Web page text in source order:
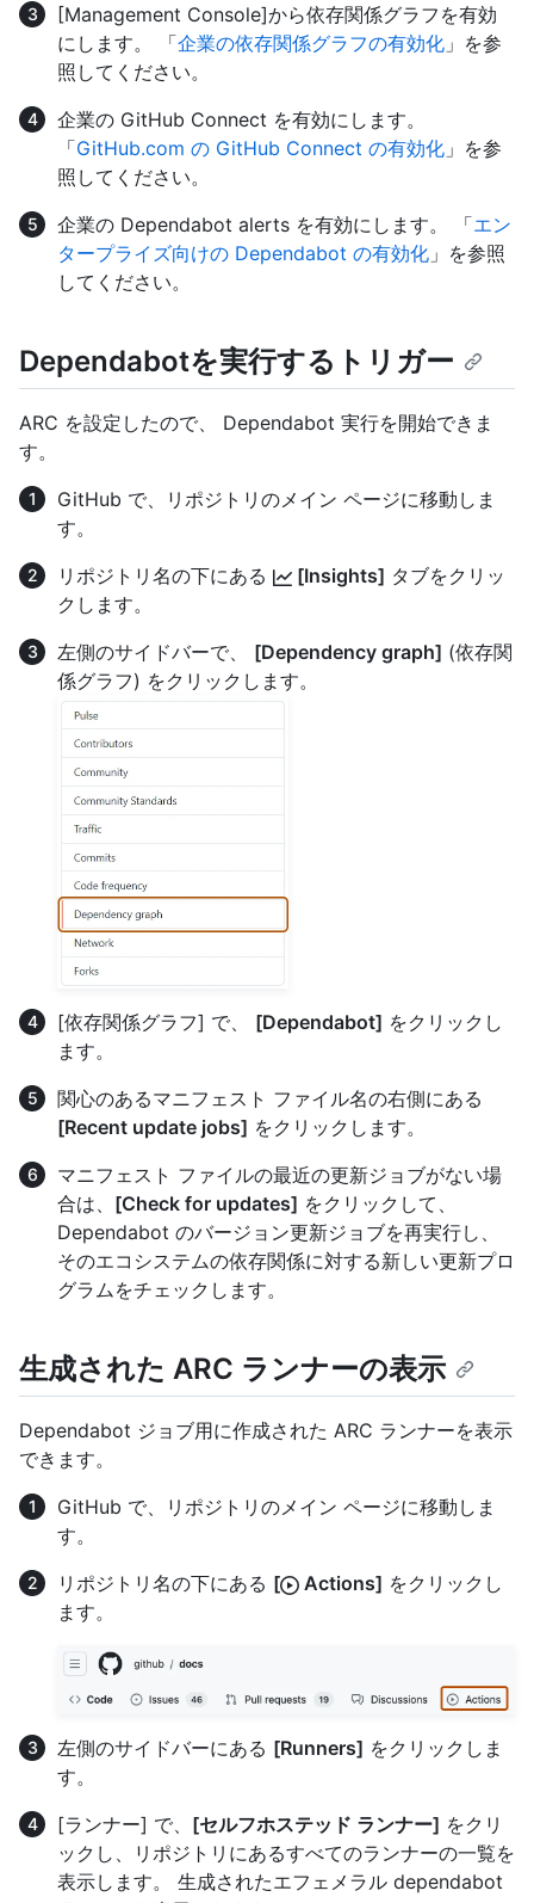
[Management Console]から依存関係グラフを有効
にします。 「企業の依存関係グラフの有効化 」を参
照してください。
企業の GitHub Connect を有効にします。
「GitHub.com の GitHub Connect の有効化 」を参
照してください。
企業の Dependabot alerts を有効にします。 「エン
タープライズ向けの Dependabot の有効化 」を参照
してください。
Dependabotを実行するトリガー
ARC を設定したので、 Dependabot 実行を開始できま
す。
GitHub で、リポジトリのメイン ページに移動しま
す。
リポジトリ名の下にある
[Insights] タブをクリッ
クします。
左側のサイドバーで、 [Dependency graph] (依存関
係グラフ) をクリックします。
[依存関係グラフ] で、 [Dependabot] をクリックし
ます。
関心のあるマニフェスト ファイル名の右側にある
[Recent update jobs] をクリックします。
マニフェスト ファイルの最近の更新ジョブがない場
合は、 [Check for updates] をクリックして、
Dependabot のバージョン更新ジョブを再実行し、
そのエコシステムの依存関係に対する新しい更新プロ
グラムをチェックします。
生成された ARC ランナーの表示
Dependabot ジョブ用に作成された ARC ランナーを表示
できます。
GitHub で、リポジトリのメイン ページに移動しま
す。
リポジトリ名の下にある [ Actions] をクリックし
ます。
左側のサイドバーにある [Runners] をクリックしま
す。
[ランナー] で、 [セルフホステッド ランナー] をクリ
ックし、リポジトリにあるすべてのランナーの一覧を
表示します。 生成されたエフェメラル dependabot